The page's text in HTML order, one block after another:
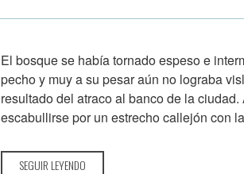
El bosque se había tornado espeso e
pecho y muy a su pesar aún no lograba
resultado del atraco al banco de la
escabullirse por un estrecho callejón con
SEGUIR LEYENDO